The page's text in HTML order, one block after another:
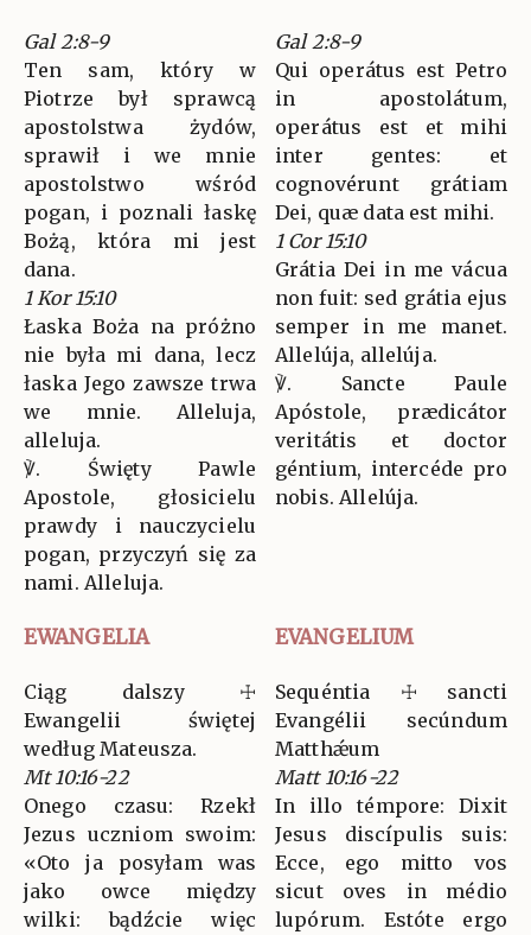
Gal 2:8-9
Ten sam, który w
Piotrze był sprawcą
apostolstwa żydów,
sprawił i we mnie
apostolstwo wśród
pogan, i poznali łaskę
Bożą, która mi jest
dana.
1 Kor 15:10
Łaska Boża na próżno
nie była mi dana, lecz
łaska Jego zawsze trwa
we mnie. Alleluja,
alleluja.
℣. Święty Pawle
Apostole, głosicielu
prawdy i nauczycielu
pogan, przyczyń się za
nami. Alleluja.
Gal 2:8-9
Qui operátus est Petro
in apostolátum,
operátus est et mihi
inter gentes: et
cognovérunt grátiam
Dei, quæ data est mihi.
1 Cor 15:10
Grátia Dei in me vácua
non fuit: sed grátia ejus
semper in me manet.
Allelúja, allelúja.
℣. Sancte Paule
Apóstole, prædicátor
veritátis et doctor
géntium, intercéde pro
nobis. Allelúja.
EWANGELIA EVANGELIUM
Ciąg dalszy ☩
Ewangelii świętej
według Mateusza.
Mt 10:16-22
Onego czasu: Rzekł
Jezus uczniom swoim:
«Oto ja posyłam was
jako owce między
wilki: bądźcie więc
Sequéntia ☩ sancti
Evangélii secúndum
Matthǽum
Matt 10:16-22
In illo témpore: Dixit
Jesus discípulis suis:
Ecce, ego mitto vos
sicut oves in médio
lupórum. Estóte ergo